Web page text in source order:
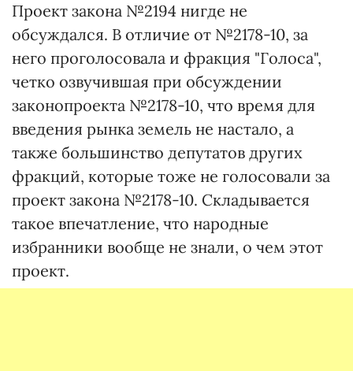
Проект закона №2194 нигде не
обсуждался. В отличие от №2178-10, за
него проголосовала и фракция "Голоса",
четко озвучившая при обсуждении
законопроекта №2178-10, что время для
введения рынка земель не настало, а
также большинство депутатов других
фракций, которые тоже не голосовали за
проект закона №2178-10. Складывается
такое впечатление, что народные
избранники вообще не знали, о чем этот
проект.